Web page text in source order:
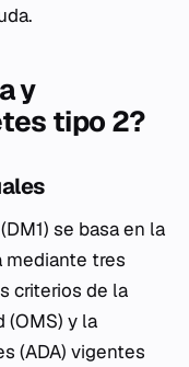
y
tipo 2?
se basa en la
mediante tres
criterios de la
(OMS) y la
(ADA) vigentes